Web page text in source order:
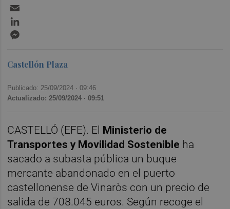
Castellón Plaza
Publicado: 25/09/2024 ·09:46
Actualizado: 25/09/2024 · 09:51
CASTELLÓ (EFE). El Ministerio de
Transportes y Movilidad Sostenible ha
sacado a subasta pública un buque
mercante abandonado en el puerto
castellonense de Vinaròs con un precio de
salida de 708.045 euros. Según recoge el